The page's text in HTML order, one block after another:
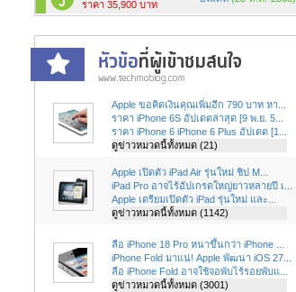
ราคา 35,900 บาท
Apple ขอคิดเงินคุณเพิ่มอีก 790 บาท หา...
ราคา iPhone 6S อัปเดตล่าสุด [9 พ.ย. 5...
ราคา iPhone 6 iPhone 6 Plus อัปเดต [1...
ดูข่าวหมวดนี้ทั้งหมด (21)
Apple เปิดตัว iPad Air รุ่นใหม่ ชิป M...
iPad Pro อาจไร้อัปเกรดใหญ่ยาวหลายปี เ...
Apple เตรียมเปิดตัว iPad รุ่นใหม่ และ...
ดูข่าวหมวดนี้ทั้งหมด (1142)
ลือ iPhone 18 Pro หนาขึ้นกว่า iPhone ...
iPhone Fold มาแน่! Apple พัฒนา iOS 27...
ลือ iPhone Fold อาจใช้จอพับไร้รอยพับแ...
ดูข่าวหมวดนี้ทั้งหมด (3001)